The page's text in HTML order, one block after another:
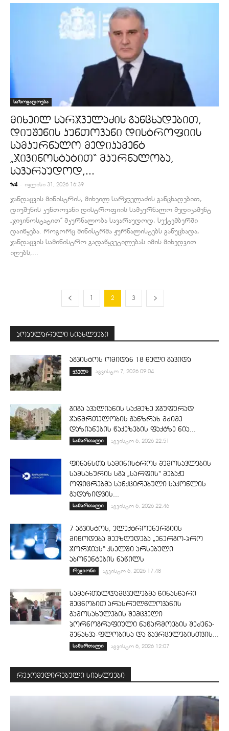
საზოგადოება
მიხეილ სარჯველაძის განცხადებით,
დიუშენის კუნთოვანი დისტროფიის
სამკურნალო მედიკამენტ
„ჯივინოსტატით“ მკურნალობა,
სავარაუდოდ,...
tv4 - ივლისი 31, 2026 16:39
ჯანდაცვის მინისტრის, მიხეილ სარჯველაძის განცხადებით,
დიუშენის კუნთოვანი დისტროფიის სამკურნალო მედიკამენტ
„ჯივინოსტატით” მკურნალობა სავარაუდოდ, სექტემბერში
დაიწყება. როგორც მინისტრმა ჟურნალისტებს განუცხადა,
ჯანდაცვის სამინისტრო გადაწყვეტილებას იმის მიხედვით
იღებს,...
1 2 3
პოპულარული სიახლეები
აგვისტოს ომიდან 18 წელი გავიდა
ყველა აგვისტო 7, 2026 09:04
გიგა ავალიანის საქმეზე ჯგუფურად
ჯანმრთელობის განზრახ მძიმე
დაზიანების წაქეზების ფაქტზე ნია...
სამართალი აგვისტო 6, 2026 22:51
ფინანსთა სამინისტროს შემოსავლების
სამსახურის სგპ „სარფის“ მებაჟე
ოფიცრებმა სანქცირებული საქონლის
გადაზიდვის...
სამართალი აგვისტო 6, 2026 22:46
7 აგვისტოს, ელექტროენერგიის
მიწოდება შეეზღუდება „ენერგო-პრო
ჯორჯიას“ ქსელში არსებული
აბონენტების ნაწილს
რეგიონი აგვისტო 6, 2026 17:48
სამართალდამცველებმა წინასწარი
შეცნობით არასრულწლოვანის
გამოსახულების შემცველი
პორნოგრაფიული ნაწარმოების შეძენა-
შენახვა-ფლობისა და გავრცელებისთვის...
სამართალი აგვისტო 6, 2026 12:07
რეკომედირებული სიახლეები